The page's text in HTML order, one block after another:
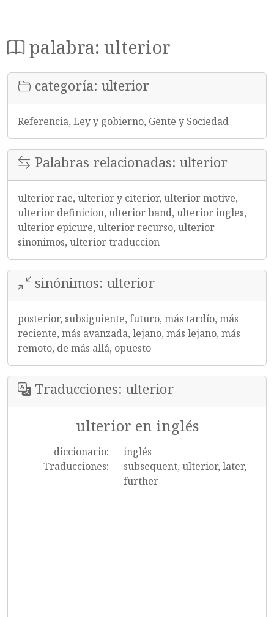
palabra: ulterior
categoría: ulterior
Referencia, Ley y gobierno, Gente y Sociedad
Palabras relacionadas: ulterior
ulterior rae, ulterior y citerior, ulterior motive,
ulterior definicion, ulterior band, ulterior ingles,
ulterior epicure, ulterior recurso, ulterior
sinonimos, ulterior traduccion
sinónimos: ulterior
posterior, subsiguiente, futuro, más tardío, más
reciente, más avanzada, lejano, más lejano, más
remoto, de más allá, opuesto
Traducciones: ulterior
ulterior en inglés
diccionario:
inglés
Traducciones:
subsequent, ulterior, later,
further